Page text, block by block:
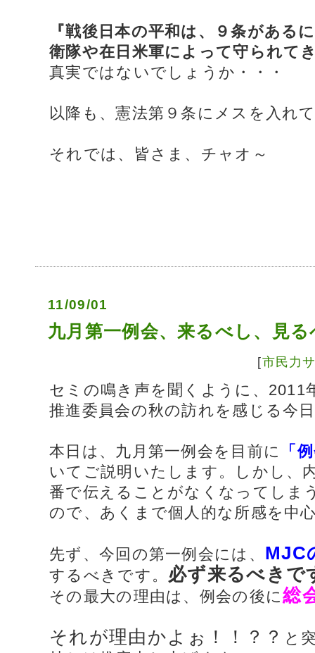
『戦後日本の平和は、９条がある
衛隊や在日米軍によって守られて
真実ではないでしょうか・・・
以降も、憲法第９条にメスを入れ
それでは、皆さま、チャオ～
11/09/01
九月第一例会、来るべし、見
[市民力
セミの鳴き声を聞くように、2011
推進委員会の秋の訪れを感じる今
本日は、九月第一例会を目前に
「
いてご説明いたします。しかし、
番で伝えることがなくなってしま
ので、あくまで個人的な所感を中
先ず、今回の第一例会には、 MJC
するべきです。 必ず来るべきで
その最大の理由は、例会の後に総
それが理由かよぉ！！？？ と